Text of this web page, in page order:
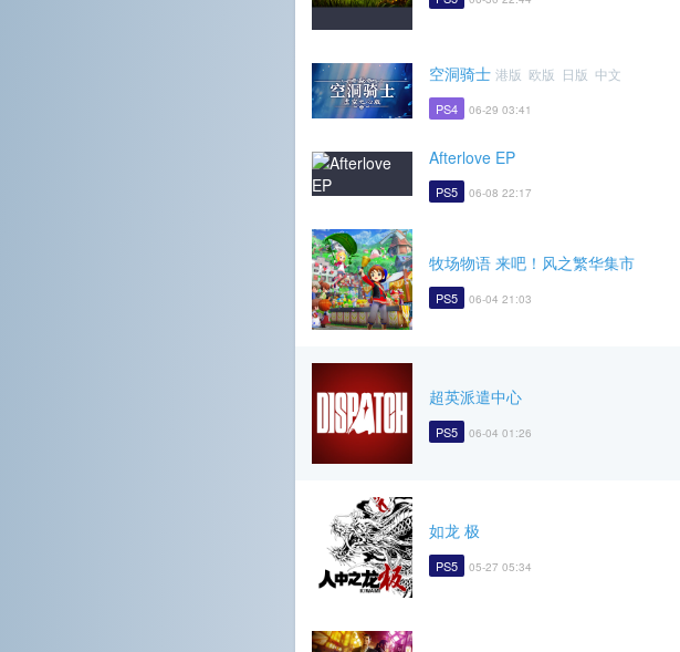
空洞骑士 港版 欧版 日版 中文
PS4 06-29 03:41
Afterlove EP
PS5 06-08 22:17
牧场物语 来吧！风之繁华集市
PS5 06-04 21:03
超英派遣中心
PS5 06-04 01:26
如龙 极
PS5 05-27 05:34